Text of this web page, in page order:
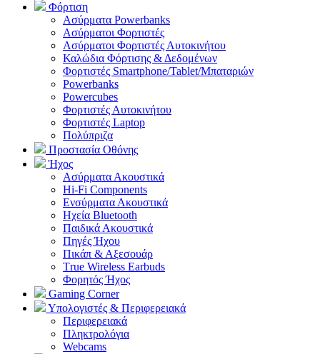
Φόρτιση
Ασύρματα Powerbanks
Aσύρματοι Φορτιστές
Ασύρματοι Φορτιστές Αυτοκινήτου
Καλώδια Φόρτισης & Δεδομένων
Φορτιστές Smartphone/Tablet/Μπαταριών
Powerbanks
Powercubes
Φορτιστές Αυτοκινήτου
Φορτιστές Laptop
Πολύπριζα
Προστασία Οθόνης
Ήχος
Ασύρματα Ακουστικά
Hi-Fi Components
Ενσύρματα Ακουστικά
Ηχεία Bluetooth
Παιδικά Ακουστικά
Πηγές Ήχου
Πικάπ & Αξεσουάρ
Τrue Wireless Earbuds
Φορητός Ήχος
Gaming Corner
Υπολογιστές & Περιφερειακά
Περιφερειακά
Πληκτρολόγια
Webcams